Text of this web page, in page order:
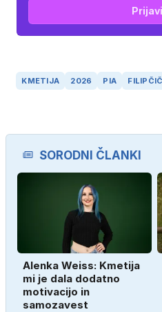
KMETIJA 2026 PIA FILIPČIČ
SORODNI ČLANKI
Alenka Weiss: Kmetija
mi je dala dodatno
motivacijo in
samozavest